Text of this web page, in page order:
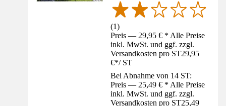
(1)
Preis — 29,95 € * Alle Preise
inkl. MwSt. und ggf. zzgl.
Versandkosten pro ST29,95
€*/ ST
Bei Abnahme von 14 ST:
Preis — 25,49 € * Alle Preise
inkl. MwSt. und ggf. zzgl.
Versandkosten pro ST25,49